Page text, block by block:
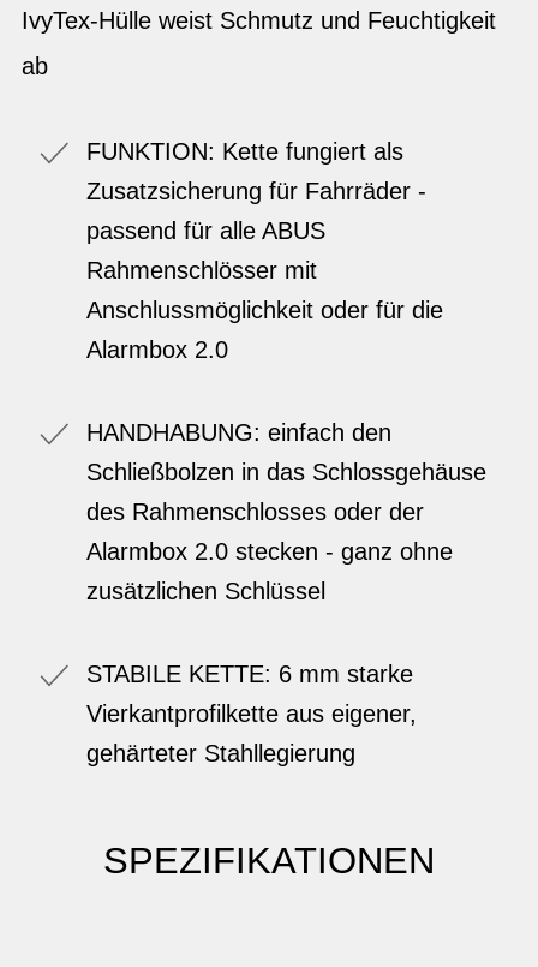
IvyTex-Hülle weist Schmutz und Feuchtigkeit
ab
FUNKTION: Kette fungiert als
Zusatzsicherung für Fahrräder -
passend für alle ABUS
Rahmenschlösser mit
Anschlussmöglichkeit oder für die
Alarmbox 2.0
HANDHABUNG: einfach den
Schließbolzen in das Schlossgehäuse
des Rahmenschlosses oder der
Alarmbox 2.0 stecken - ganz ohne
zusätzlichen Schlüssel
STABILE KETTE: 6 mm starke
Vierkantprofilkette aus eigener,
gehärteter Stahllegierung
SPEZIFIKATIONEN